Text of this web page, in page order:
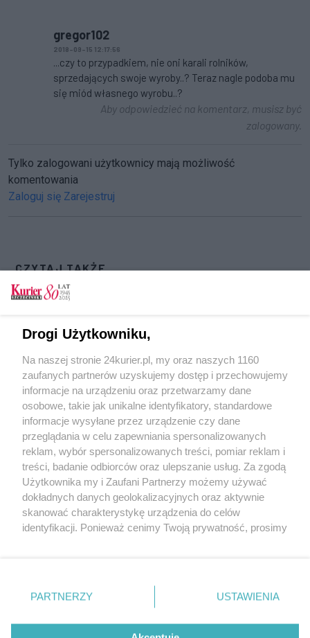
gregor102
2018-09-15 12:17:56
...czy to przypadkiem, nie oni karali rolników,
sprzedających swoje wyroby..? Teraz nagle podoba mu
się miód własnego wyrobu..?
Aby odpowiedzieć na komentarz, musisz być
zalogowany.
Tylko zalogowani użytkownicy mają możliwość
komentowania
Zaloguj się Zarejestruj
CZYTAJ TAKŻE
Zachodniopomorska konwencja PSL. Rzepa z
PSL: „Straty to 4 miliardy”
Ludowcy apelują o pomoc dla rolników
Grają suszą w rolnictwie?
POGODA
19℃
Zobacz prognozę na 3 dni
Copyright © 2022 Kurier Szczeciński sp. z o.o.
Wszelkie prawa zastrzeżone
Nota wydawnicza Nota prawna
Drogi Użytkowniku,
Na naszej stronie 24kurier.pl, my oraz naszych 1160
zaufanych partnerów uzyskujemy dostęp i przechowujemy
informacje na urządzeniu oraz przetwarzamy dane
osobowe, takie jak unikalne identyfikatory, standardowe
informacje wysyłane przez urządzenie czy dane
przeglądania w celu zapewniania spersonalizowanych
reklam, wybór spersonalizowanych treści, pomiar reklam i
treści, badanie odbiorców oraz ulepszanie usług. Za zgodą
Użytkownika my i Zaufani Partnerzy możemy używać
dokładnych danych geolokalizacyjnych oraz aktywnie
skanować charakterystykę urządzenia do celów
identyfikacji. Ponieważ cenimy Twoją prywatność, prosimy
prywatności znajdujący się w lewym dolnym rogu strony
. Niektóre rodzaje przetwarzania danych nie wymagają
takiemu przetwarzaniu. Preferencje będą miały
PARTNERZY USTAWIENIA